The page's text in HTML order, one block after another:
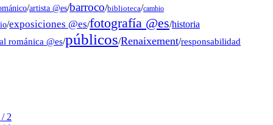
/artista @es/barroco/biblioteca/cambio
/exposiciones @es/fotografía @es/historia
románica @es/públicos/Renaixement/responsabilidad
2